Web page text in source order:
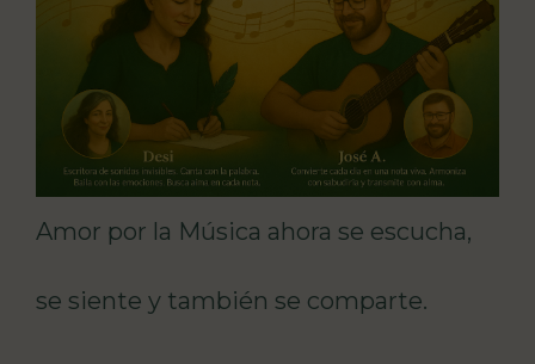
Amor por la Música ahora se escucha,
se siente y también se comparte.